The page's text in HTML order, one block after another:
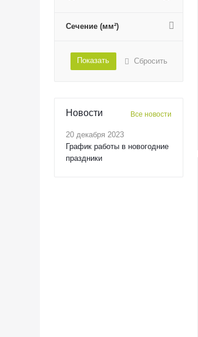
Сечение (мм²)
Показать Сбросить
Новости Все новости
20 декабря 2023
График работы в новогодние
праздники